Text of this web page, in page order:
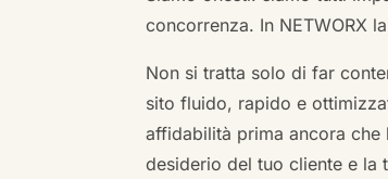
concorrenza. In NETWORX la
Non si tratta solo di far
sito fluido, rapido e
affidabilità prima ancora che
desiderio del tuo cliente e la